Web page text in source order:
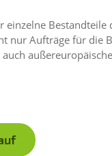
Bestandteile
nur Aufträge für die